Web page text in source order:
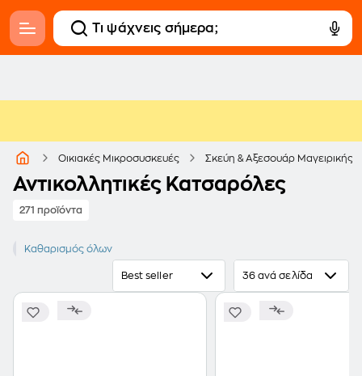
Οικιακές Μικροσυσκευές Σκεύη & Αξεσουάρ Μαγειρικής
Αντικολλητικές Κατσαρόλες
271 προϊόντα
Αντικολλητική
Καθαρισμός όλων
Best seller 36 ανά σελίδα